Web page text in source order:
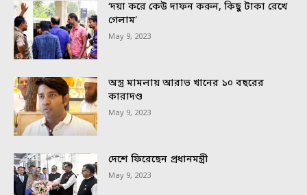
‘দয়া করে কেউ দাফন করুন, কিছু টাকা রেখে
গেলাম’
May 9, 2023
অস্ত্র মামলায় আরাভ খানের ১০ বছরের
কারাদণ্ড
May 9, 2023
দেশে ফিরেছেন প্রধানমন্ত্রী
May 9, 2023